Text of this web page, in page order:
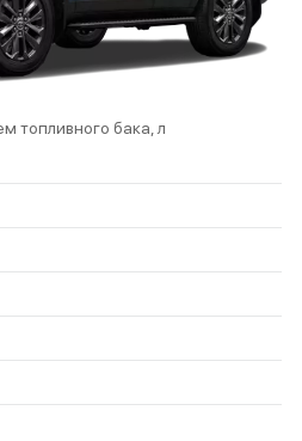
топливного бака, л